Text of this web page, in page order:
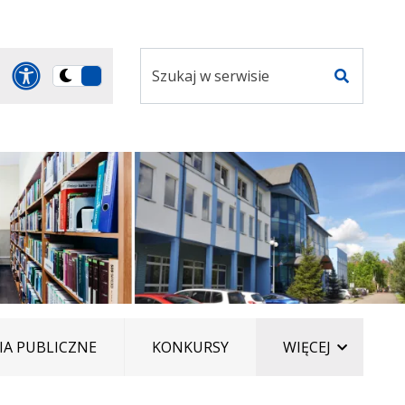
Panel dostosowania
Przełącz
serwisie
PUBLICZNE KONKURSY WIĘCEJ